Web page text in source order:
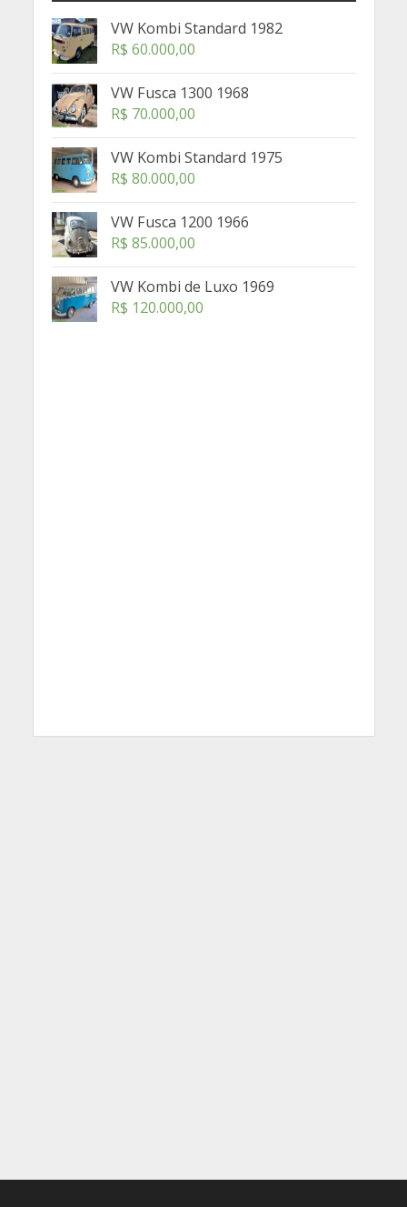
VW Kombi Standard 1982
R$ 60.000,00
VW Fusca 1300 1968
R$ 70.000,00
VW Kombi Standard 1975
R$ 80.000,00
VW Fusca 1200 1966
R$ 85.000,00
VW Kombi de Luxo 1969
R$ 120.000,00